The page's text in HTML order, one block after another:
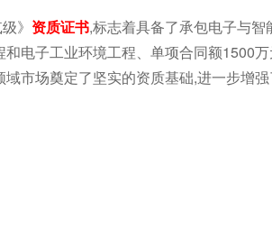
》 资质证书,标志着具备了承包电子与
电子工业环境工程、单项合同额1500
市场奠定了坚实的资质基础,进一步增强